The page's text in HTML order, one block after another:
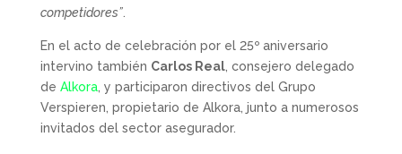
competidores”.
En el acto de celebración por el 25º aniversario
intervino también Carlos Real, consejero delegado
de Alkora, y participaron directivos del Grupo
Verspieren, propietario de Alkora, junto a numerosos
invitados del sector asegurador.